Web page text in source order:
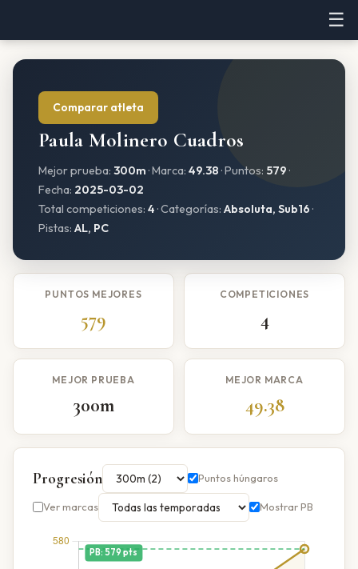
☰
Comparar atleta
Paula Molinero Cuadros
Mejor prueba: 300m · Marca: 49.38 · Puntos: 579 ·
Fecha: 2025-03-02
Total competiciones: 4 · Categorías: Absoluta, Sub16 ·
Pistas: AL, PC
PUNTOS MEJORES
579
COMPETICIONES
4
MEJOR PRUEBA
300m
MEJOR MARCA
49.38
Progresión Puntos húngaros
Ver marcas Mostrar PB